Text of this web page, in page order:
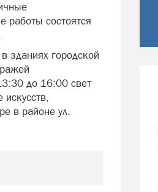
работы состоятся
зданиях городской
до 16:00 свет
искусств,
в районе ул.